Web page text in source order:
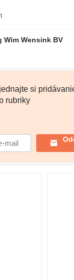
Wim Wensink BV
si
rubriky